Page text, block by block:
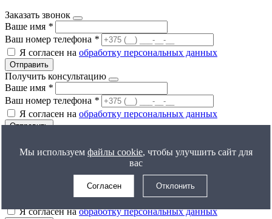
Заказать звонок
Ваше имя *
Ваш номер телефона *
Я согласен на обработку персональных данных
Отправить
Получить консультацию
Ваше имя *
Ваш номер телефона *
Я согласен на обработку персональных данных
Отправить
Получить расчет цены
Ваш номер телефона*
Я согласен наобработку персональных данных
Мы используем файлы cookie, чтобы улучшить сайт для
вас
Согласен Отклонить